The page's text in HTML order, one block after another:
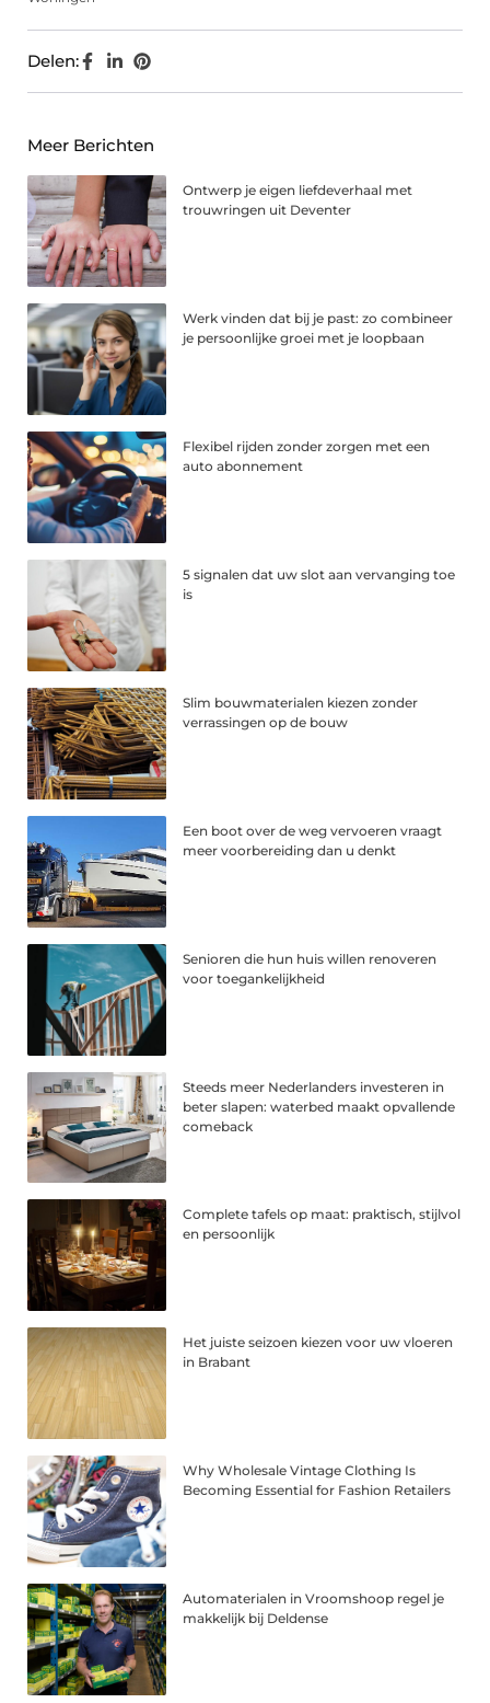
Delen:
Meer Berichten
Ontwerp je eigen liefdeverhaal met
trouwringen uit Deventer
Werk vinden dat bij je past: zo combineer
je persoonlijke groei met je loopbaan
Flexibel rijden zonder zorgen met een
auto abonnement
5 signalen dat uw slot aan vervanging toe
is
Slim bouwmaterialen kiezen zonder
verrassingen op de bouw
Een boot over de weg vervoeren vraagt
meer voorbereiding dan u denkt
Senioren die hun huis willen renoveren
voor toegankelijkheid
Steeds meer Nederlanders investeren in
beter slapen: waterbed maakt opvallende
comeback
Complete tafels op maat: praktisch, stijlvol
en persoonlijk
Het juiste seizoen kiezen voor uw vloeren
in Brabant
Why Wholesale Vintage Clothing Is
Becoming Essential for Fashion Retailers
Automaterialen in Vroomshoop regel je
makkelijk bij Deldense